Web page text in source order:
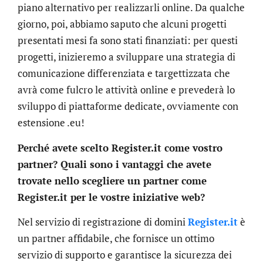
piano alternativo per realizzarli online. Da qualche
giorno, poi, abbiamo saputo che alcuni progetti
presentati mesi fa sono stati finanziati: per questi
progetti, inizieremo a sviluppare una strategia di
comunicazione differenziata e targettizzata che
avrà come fulcro le attività online e prevederà lo
sviluppo di piattaforme dedicate, ovviamente con
estensione .eu!
Perché avete scelto Register.it come vostro
partner? Quali sono i vantaggi che avete
trovate nello scegliere un partner come
Register.it per le vostre iniziative web?
Nel servizio di registrazione di dominiRegister.itè
un partner affidabile, che fornisce un ottimo
servizio di supporto e garantisce la sicurezza dei